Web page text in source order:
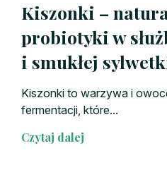
Kiszonki –
probiotyki w
i smukłej
Kiszonki to warzywa i
fermentacji, które...
Czytaj dalej